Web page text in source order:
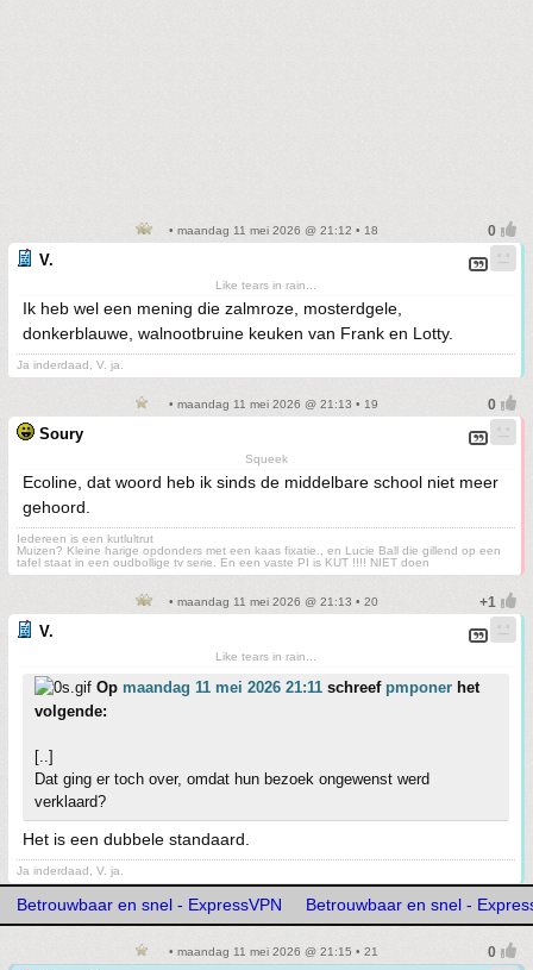
• maandag 11 mei 2026 @ 21:12 • 18
V.
Like tears in rain...
Ik heb wel een mening die zalmroze, mosterdgele,
donkerblauwe, walnootbruine keuken van Frank en Lotty.
Ja inderdaad, V. ja.
• maandag 11 mei 2026 @ 21:13 • 19
Soury
Squeek
Ecoline, dat woord heb ik sinds de middelbare school niet meer
gehoord.
Iedereen is een kutlultrut
Muizen? Kleine harige opdonders met een kaas fixatie., en Lucie Ball die gillend op een
tafel staat in een oudbollige tv serie. En een vaste PI is KUT !!!! NIET doen
• maandag 11 mei 2026 @ 21:13 • 20
V.
Like tears in rain...
Op maandag 11 mei 2026 21:11 schreef pmponer het
volgende:
[..]
Dat ging er toch over, omdat hun bezoek ongewenst werd
verklaard?
Het is een dubbele standaard.
Ja inderdaad, V. ja.
Betrouwbaar en snel - ExpressVPN Betrouwbaar en snel -
• maandag 11 mei 2026 @ 21:15 • 21